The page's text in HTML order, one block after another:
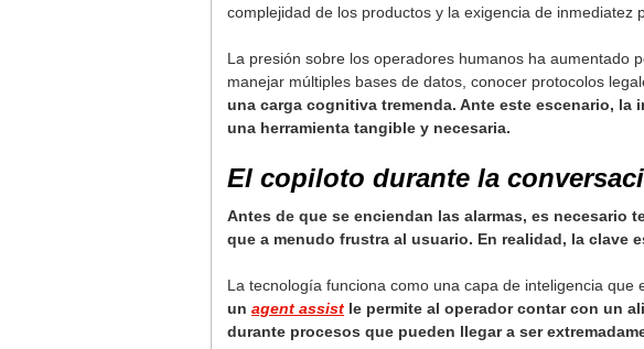
complejidad de los productos y la exigencia de inmediatez
La presión sobre los operadores humanos ha aumentado
manejar múltiples bases de datos, conocer protocolos
una carga cognitiva tremenda. Ante este escenario,
una herramienta tangible y necesaria.
El copiloto durante la
Antes de que se enciendan las alarmas, es
que a menudo frustra al usuario. En realidad, la clave
La tecnología funciona como una capa de inteligencia
un agent assist le permite al operador contar con un
durante procesos que pueden llegar a ser